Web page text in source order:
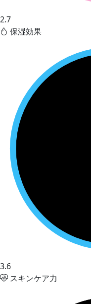
2.7
保湿効果
3.6
スキンケア力